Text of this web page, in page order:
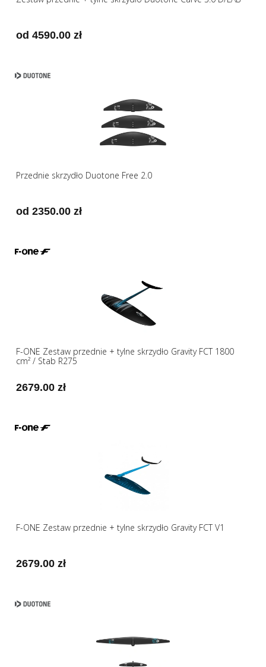
od 4590.00 zł
Przednie skrzydło Duotone Free 2.0
od 2350.00 zł
F-ONE Zestaw przednie + tylne skrzydło Gravity FCT 1800
cm² / Stab R275
2679.00 zł
F-ONE Zestaw przednie + tylne skrzydło Gravity FCT V1
2679.00 zł